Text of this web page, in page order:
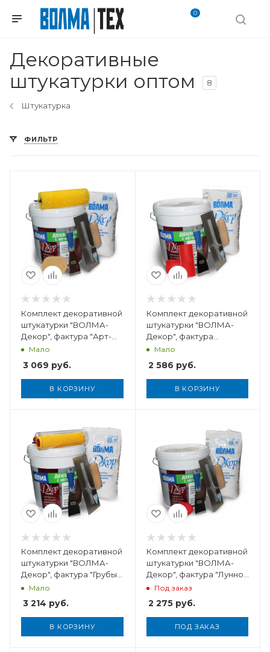
0
Декоративные
штукатурки оптом
8
Штукатурка
ФИЛЬТР
Комплект декоративной
штукатурки "ВОЛМА-
Декор", фактура "Арт-
Бетон", 5 кг
Мало
3 069 руб.
В КОРЗИНУ
5
Комплект декоративной
штукатурки "ВОЛМА-
Декор", фактура
"Дерево", 5 кг
Мало
2 586 руб.
В КОРЗИНУ
Комплект декоративной
штукатурки "ВОЛМА-
Декор", фактура "Грубый
Травертин", 5 кг
Мало
3 214 руб.
В КОРЗИНУ
5
Комплект декоративной
штукатурки "ВОЛМА-
Декор", фактура "Лунное
облако", 5 кг
Под заказ
2 275руб.
ПОД ЗАКАЗ